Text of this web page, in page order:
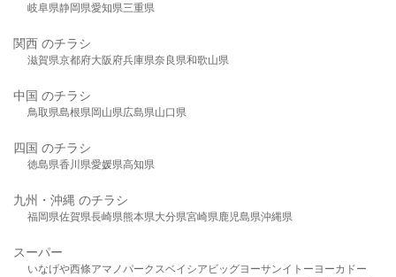
岐阜県静岡県愛知県三重県
関西 のチラシ
滋賀県京都府大阪府兵庫県奈良県和歌山県
中国 のチラシ
鳥取県島根県岡山県広島県山口県
四国 のチラシ
徳島県香川県愛媛県高知県
九州・沖縄 のチラシ
福岡県佐賀県長崎県熊本県大分県宮崎県鹿児島県沖縄県
スーパー
いなげや西條アマノパークスベイシア ビッグヨーサンイトーヨーカドー